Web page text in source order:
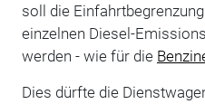
soll die
einzelnen Diesel-
werden - wie für die
Dies dürfte die